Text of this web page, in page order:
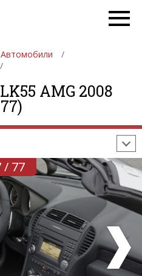
Автомобили
AMG 2008
ДЕВУШКИ
1
/ 77